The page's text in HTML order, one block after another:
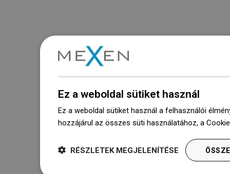
Ez a weboldal sütiket használ
Ez a weboldal sütiket használ a felhasználói
hozzájárul az összes süti használatához, a
RÉSZLETEK MEGJELENÍTÉSE